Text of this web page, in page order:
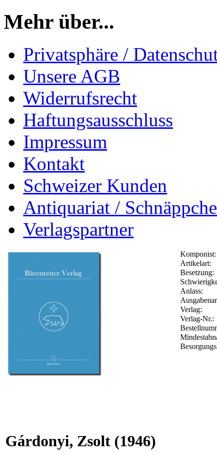
Mehr über...
Privatsphäre /
Unsere AGB
Widerrufsrecht
Haftungsausschluss
Impressum
Kontakt
Schweizer Kunden
Antiquariat /
Verlagspartner
Komponist:
Artikelart:
Besetzung:
Anlass:
Verlag:
Verlag-Nr.:
Gárdonyi, Zsolt (1946)